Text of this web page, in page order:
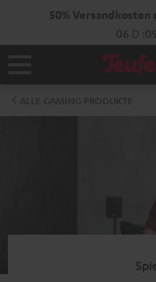
50% Versandkosten
06 D :
Startseite